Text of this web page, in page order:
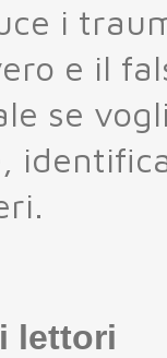
i
e il
se
lettori